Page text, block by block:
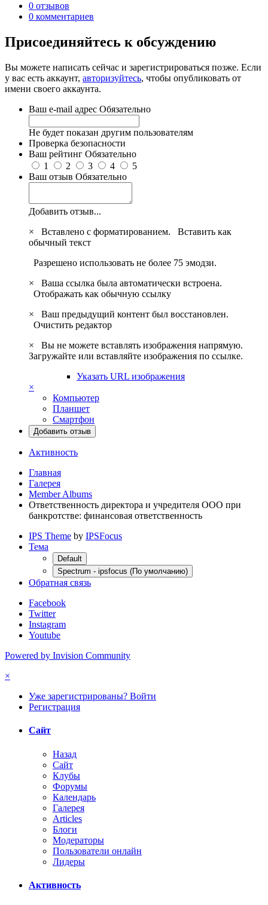
0 отзывов
0 комментариев
Присоединяйтесь к обсуждению
Вы можете написать сейчас и зарегистрироваться позже. Если
у вас есть аккаунт, авторизуйтесь, чтобы опубликовать от
имени своего аккаунта.
Ваш e-mail адрес Обязательно
Не будет показан другим пользователям
Проверка безопасности
Ваш рейтинг Обязательно
1
2 3 4
5
Ваш отзыв Обязательно
Добавить отзыв...
×
Вставлено с форматированием. Вставить как
обычный текст
Разрешено использовать не более 75 эмодзи.
×
Ваша ссылка была автоматически встроена.
Отображать как обычную ссылку
×
Ваш предыдущий контент был восстановлен.
Очистить редактор
×
Вы не можете вставлять изображения напрямую.
Загружайте или вставляйте изображения по ссылке.
Указать URL изображения
×
Компьютер
Планшет
Смартфон
Добавить отзыв
Активность
Главная
Галерея
Member Albums
Ответственность директора и учредителя ООО при
банкротстве: финансовая ответственность
IPS Theme by IPSFocus
Тема
Default
Spectrum - ipsfocus (По умолчанию)
Обратная связь
Facebook
Twitter
Instagram
Youtube
Powered by Invision Community
×
Уже зарегистрированы? Войти
Регистрация
Сайт
Назад
Сайт
Клубы
Форумы
Календарь
Галерея
Articles
Блоги
Модераторы
Пользователи онлайн
Лидеры
Активность